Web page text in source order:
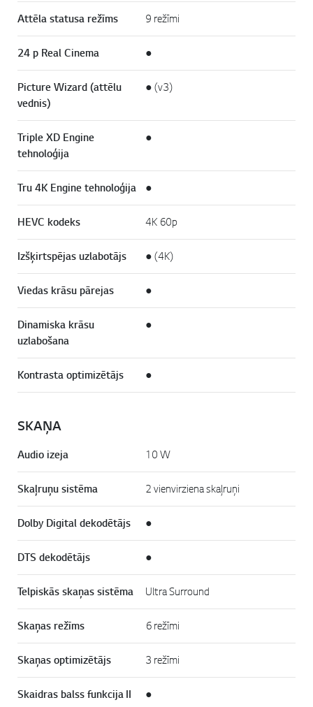
Attēla statusa režīms 9 režīmi
24 p Real Cinema ●
Picture Wizard (attēlu
vednis)
● (v3)
Triple XD Engine
tehnoloģija
●
Tru 4K Engine tehnoloģija ●
HEVC kodeks 4K 60p
Izšķirtspējas uzlabotājs ● (4K)
Viedas krāsu pārejas ●
Dinamiska krāsu
uzlabošana
●
Kontrasta optimizētājs ●
SKAŅA
Audio izeja 10 W
Skaļruņu sistēma 2 vienvirziena skaļruņi
Dolby Digital dekodētājs ●
DTS dekodētājs ●
Telpiskās skaņas sistēma Ultra Surround
Skaņas režīms 6 režīmi
Skaņas optimizētājs 3 režīmi
Skaidras balss funkcija II ●